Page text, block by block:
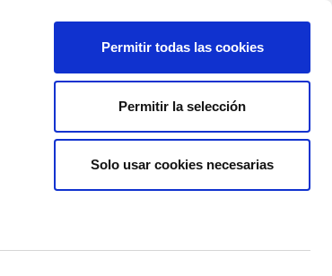
Permitir todas las cookies
Permitir la selección
Solo usar cookies necesarias
CONTACTO ES CA